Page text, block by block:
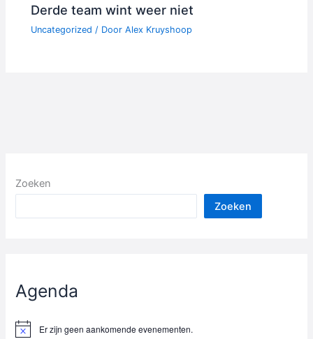
Derde team wint weer niet
Uncategorized / DoorAlex Kruyshoop
Zoeken
Zoeken
Agenda
B
Er zijn geen aankomende evenementen.